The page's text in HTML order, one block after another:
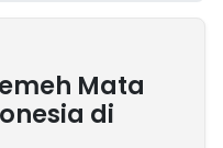
Mata
di